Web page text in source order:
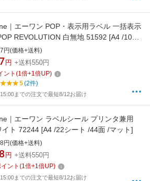
｜エーワン POP・表示用ラベル 一括表示
REVOLUTION 白無地 51592 [A4 /10シ
/25面 /マット]
円(価格+送料)
円 +送料550円
ント (1倍+1倍UP)
5(2件)
までの注文で最短8/12お届け
｜エーワン ラベルシール プリンタ兼用
イト 72244 [A4 /22シート /44面 /マット]
円(価格+送料)
円 +送料550円
ント (1倍+1倍UP)
までの注文で最短8/12お届け